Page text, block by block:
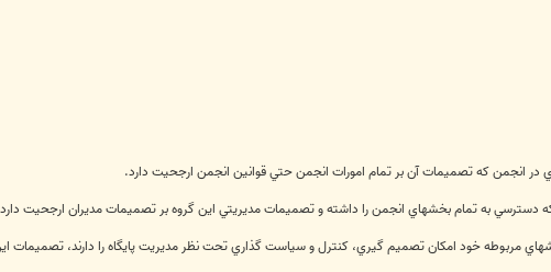
در انجمن که تصميمات آن بر تمام امورات انجمن حتي قوانين انجمن ارجحيت دارد.
به تمام بخشهاي انجمن را داشته و تصميمات مديريتي اين گروه بر تصميمات مديران ارجحيت
مربوطه خود امکان تصميم گيري، کنترل و سياست گذاري تحت نظر مديريت پايگاه را دارند، تصميمات